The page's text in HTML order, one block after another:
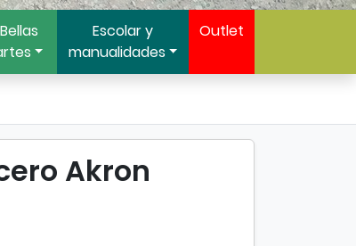
Bellas
Escolar y
manualidades
Outlet
Akron